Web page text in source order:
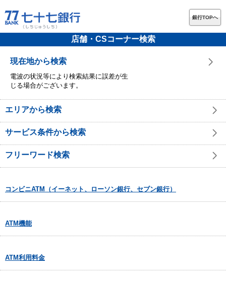
銀行TOPへ
店舗・CSコーナー検索
現在地から検索
電波の状況等により検索結果に誤差が生
じる場合がございます。
エリアから検索
サービス条件から検索
フリーワード検索
コンビニATM（イーネット、ローソン銀行、セブン銀行）
ATM機能
ATM利用料金